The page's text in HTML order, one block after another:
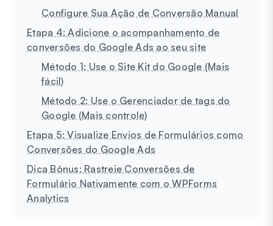
Configure Sua Ação de Conversão Manual
Etapa 4: Adicione o acompanhamento de
conversões do Google Ads ao seu site
Método 1: Use o Site Kit do Google (Mais
fácil)
Método 2: Use o Gerenciador de tags do
Google (Mais controle)
Etapa 5: Visualize Envios de Formulários como
Conversões do Google Ads
Dica Bônus: Rastreie Conversões de
Formulário Nativamente com o WPForms
Analytics